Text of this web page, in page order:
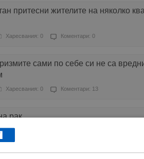
притесни жителите на няколко
Харесвания: 0 Коментари: 0
сами по себе си не са
Харесвания: 0 Коментари: 13
рак
Харесвания: 13